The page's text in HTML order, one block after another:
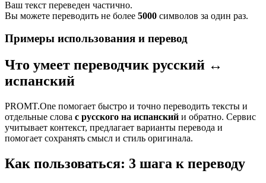
Ваш текст переведен частично.
Вы можете переводить не более 5000 символов за один раз.
Примеры использования и перевод
Что умеет переводчик русский ↔
испанский
PROMT.One помогает быстро и точно переводить тексты и
отдельные слова с русского на испанский и обратно. Сервис
учитывает контекст, предлагает варианты перевода и
помогает сохранять смысл и стиль оригинала.
Как пользоваться: 3 шага к переводу